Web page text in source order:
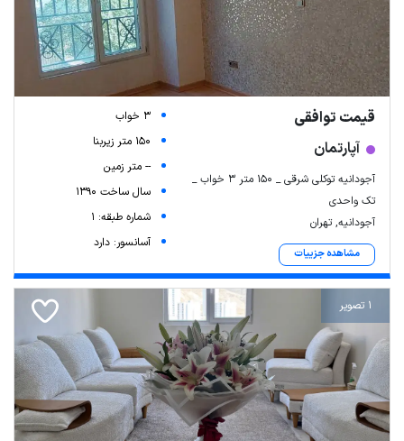
قیمت توافقی
آپارتمان
آجودانیه توکلی شرقی _ ۱۵۰ متر ۳ خواب _
تک واحدی
آجودانیه, تهران
مشاهده جزییات
3 خواب
150 متر زیربنا
-- متر زمین
سال ساخت 1390
شماره طبقه: 1
آسانسور: دارد
1 تصویر